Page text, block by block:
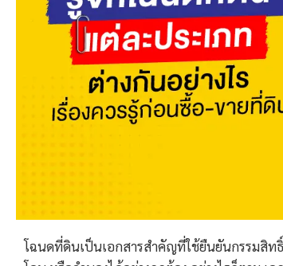
โฉนดที่ดินเป็นเอกสารสำคัญที่ใช้ยืนยันกรรมสิท